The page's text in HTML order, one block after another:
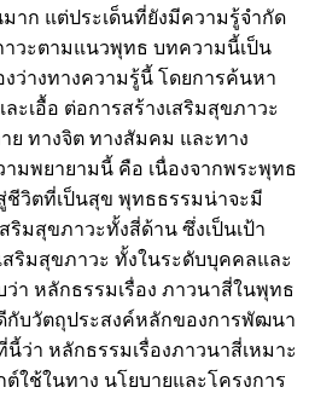
าก แต่ประเด็นที่ยังมีความรู้จำกัด
าวะตามแนวพุทธ บทความนี้เป็น
ว่างทางความรู้นี้ โดยการค้นหา
เอื้อ ต่อการสร้างเสริมสุขภาวะ
ย ทางจิต ทางสัมคม และทาง
มพยายามนี้ คือ เนื่องจากพระพุทธ
ชีวิตที่เป็นสุข พุทธธรรมน่าจะมี
มสุขภาวะทั้งสี่ด้าน ซึ่งเป็นเป้า
ริมสุขภาวะ ทั้งในระดับบุคคลและ
า หลักธรรมเรื่อง ภาวนาสี่ในพุทธ
กับวัตถุประสงค์หลักของการพัฒนา
นี้ว่า หลักธรรมเรื่องภาวนาสี่เหมาะ
ใช้ในทาง นโยบายและโครงการ